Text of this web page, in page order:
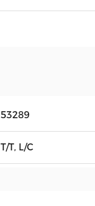
53289
T/T, L/C